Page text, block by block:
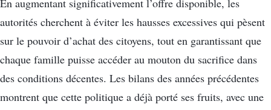
En augmentant significativement l’offre disponible, les
autorités cherchent à éviter les hausses excessives qui pèsent
sur le pouvoir d’achat des citoyens, tout en garantissant que
chaque famille puisse accéder au mouton du sacrifice dans
des conditions décentes. Les bilans des années précédentes
montrent que cette politique a déjà porté ses fruits, avec une